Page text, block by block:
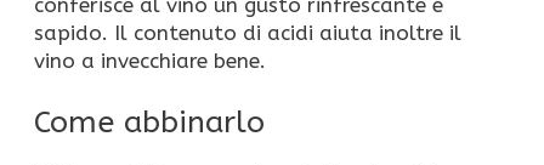
conferisce al vino un gusto rinfrescante e
sapido. Il contenuto di acidi aiuta inoltre il
vino a invecchiare bene.
Come abbinarlo